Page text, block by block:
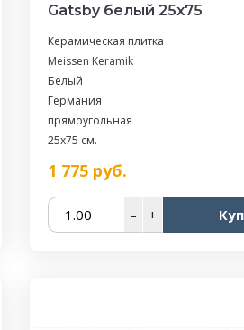
Gatsby белый 25х75
Керамическая плитка
Meissen Keramik
Белый
Германия
прямоугольная
25x75 см.
1 775руб.
– +